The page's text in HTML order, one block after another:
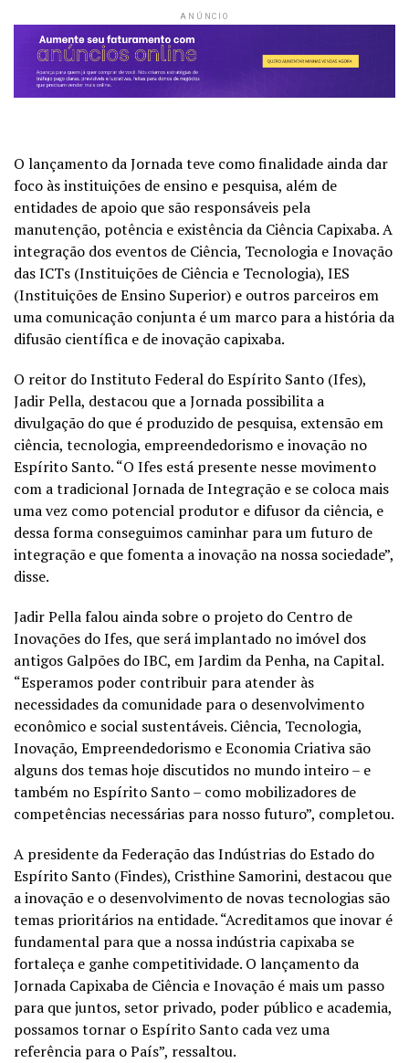
ANÚNCIO
O lançamento da Jornada teve como finalidade ainda dar
foco às instituições de ensino e pesquisa, além de
entidades de apoio que são responsáveis pela
manutenção, potência e existência da Ciência Capixaba. A
integração dos eventos de Ciência, Tecnologia e Inovação
das ICTs (Instituições de Ciência e Tecnologia), IES
(Instituições de Ensino Superior) e outros parceiros em
uma comunicação conjunta é um marco para a história da
difusão científica e de inovação capixaba.
O reitor do Instituto Federal do Espírito Santo (Ifes),
Jadir Pella, destacou que a Jornada possibilita a
divulgação do que é produzido de pesquisa, extensão em
ciência, tecnologia, empreendedorismo e inovação no
Espírito Santo. “O Ifes está presente nesse movimento
com a tradicional Jornada de Integração e se coloca mais
uma vez como potencial produtor e difusor da ciência, e
dessa forma conseguimos caminhar para um futuro de
integração e que fomenta a inovação na nossa sociedade”,
disse.
Jadir Pella falou ainda sobre o projeto do Centro de
Inovações do Ifes, que será implantado no imóvel dos
antigos Galpões do IBC, em Jardim da Penha, na Capital.
“Esperamos poder contribuir para atender às
necessidades da comunidade para o desenvolvimento
econômico e social sustentáveis. Ciência, Tecnologia,
Inovação, Empreendedorismo e Economia Criativa são
alguns dos temas hoje discutidos no mundo inteiro – e
também no Espírito Santo – como mobilizadores de
competências necessárias para nosso futuro”, completou.
A presidente da Federação dasIndústrias do Estado do
Espírito Santo (Findes), Cristhine Samorini, destacou que
a inovação e o desenvolvimento de novas tecnologias são
temas prioritários na entidade. “Acreditamos que inovar é
fundamental para que a nossa indústria capixaba se
fortaleça e ganhe competitividade. O lançamento da
Jornada Capixaba de Ciência e Inovação é mais um passo
para que juntos, setor privado, poder público e academia,
possamos tornar o Espírito Santo cada vez uma
referência para o País”, ressaltou.